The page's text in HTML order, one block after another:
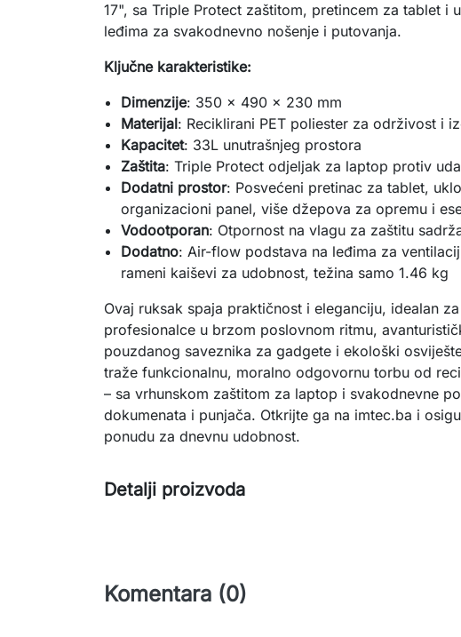
17", sa Triple Protect zaštitom, pretincem za tablet i
leđima za svakodnevno nošenje i putovanja.
Ključne karakteristike:
Dimenzije: 350 x 490 x 230 mm
Materijal: Reciklirani PET poliester za održivost i
Kapacitet: 33L unutrašnjeg prostora
Zaštita: Triple Protect odjeljak za laptop protiv
Dodatni prostor: Posvećeni pretinac za tablet,
organizacioni panel, više džepova za opremu i
Vodootporan: Otpornost na vlagu za zaštitu
Dodatno: Air-flow podstava na leđima za
rameni kaiševi za udobnost, težina samo 1.46 kg
Ovaj ruksak spaja praktičnost i eleganciju, idealan
profesionalce u brzom poslovnom ritmu,
pouzdanog saveznika za gadgete i ekološki
traže funkcionalnu, moralno odgovornu torbu od
– sa vrhunskom zaštitom za laptop i svakodnevne
dokumenata i punjača. Otkrijte ga na imtec.ba i
ponudu za dnevnu udobnost.
Detalji proizvoda
Komentara (0)